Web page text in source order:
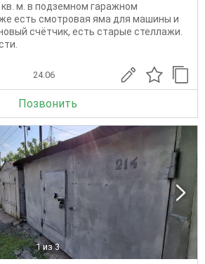
м. в подземном гаражном
есть смотровая яма для машины и
счётчик, есть старые стеллажи.
24.06
Позвонить
1 из 3